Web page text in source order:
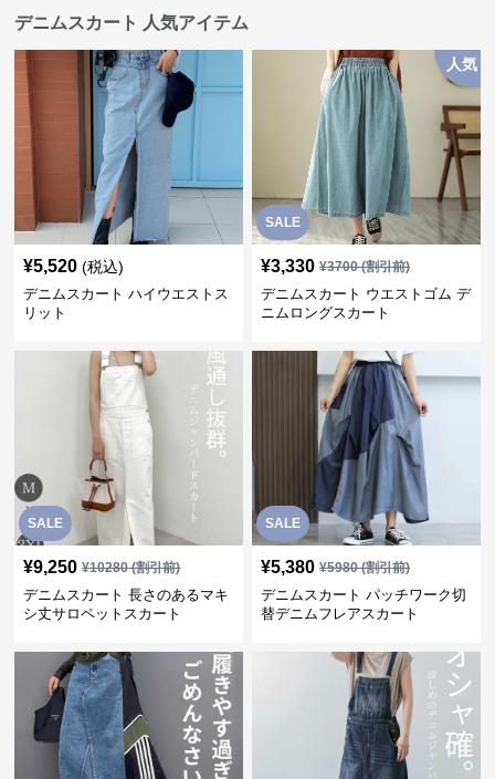
デニムスカート 人気アイテム
¥5,520 (税込)
デニムスカート ハイウエストス
リット
SALE
人気
¥3,330 ¥3700(割引前)
デニムスカート ウエストゴム デ
ニムロングスカート
SALE
¥9,250 ¥10280(割引前)
デニムスカート 長さのあるマキ
シ丈サロペットスカート
SALE
¥5,380 ¥5980(割引前)
デニムスカート パッチワーク切
替デニムフレアスカート